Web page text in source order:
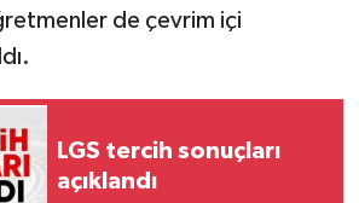
de çevrim içi
LGS tercih sonuçları
açıklandı